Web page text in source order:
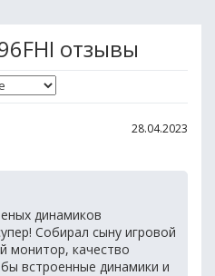
отзывы
28.04.2023
динамиков
Собирал сыну игровой
монитор, качество
встроенные динамики и